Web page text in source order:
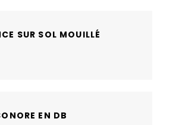
SUR SOL MOUILLÉ
EN DB